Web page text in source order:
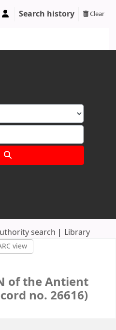
Search history Clear
search Library
view
of the Antient
no. 26616)